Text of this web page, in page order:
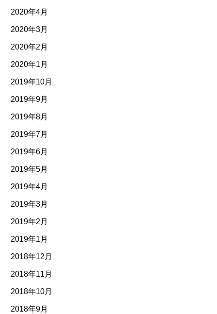
2020年4月
2020年3月
2020年2月
2020年1月
2019年10月
2019年9月
2019年8月
2019年7月
2019年6月
2019年5月
2019年4月
2019年3月
2019年2月
2019年1月
2018年12月
2018年11月
2018年10月
2018年9月